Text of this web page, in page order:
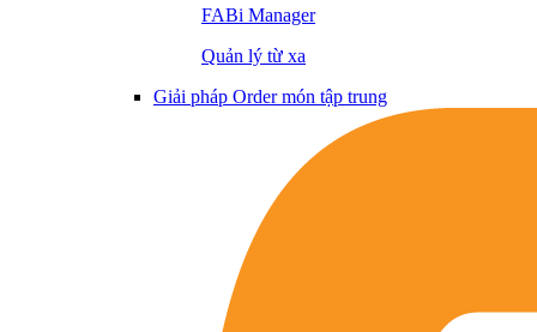
FABi Manager
Quản lý từ xa
Giải pháp Order món tập trung